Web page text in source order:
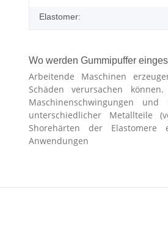
Elastomer:
Wo werden Gummipuffer
Arbeitende Maschinen
Schäden verursachen
Maschinenschwingungen
unterschiedlicher Metallteile
Shorehärten der Elastomere
Anwendungen